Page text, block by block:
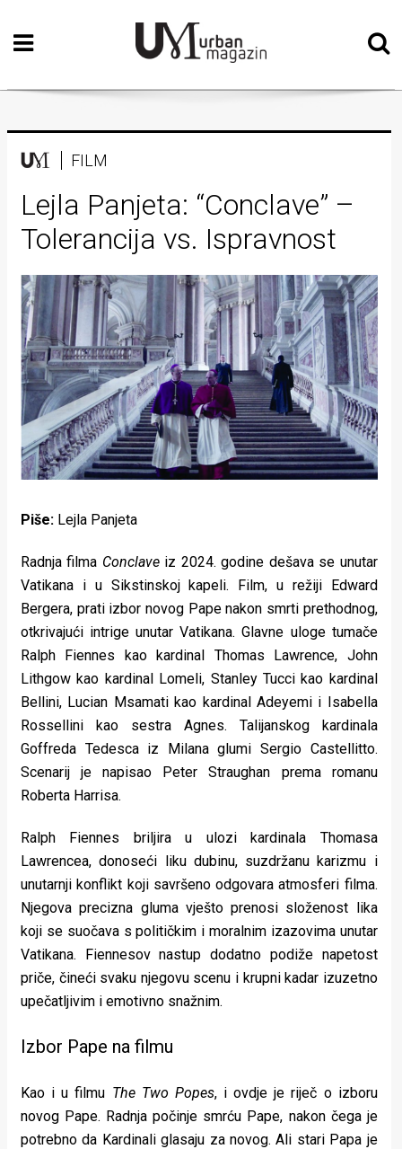
Početna
Vizualne
Teatar
Književnost
Muzika
Intervju
Kolumne
Kultura
Lifestyle
Beauty
Zdravlje
Za
stolom
Život
pokretu
Ideje
Urban
Places
Aktivizam
Promo
About
Magazin
FILM
Lejla Panjeta: “Conclave” –
Tolerancija vs. Ispravnost
Piše: Lejla Panjeta
Radnja filma Conclave iz 2024. godine dešava se unutar
Vatikana i u Sikstinskoj kapeli. Film, u režiji Edward
Bergera, prati izbor novog Pape nakon smrti prethodnog,
otkrivajući intrige unutar Vatikana. Glavne uloge tumače
Ralph Fiennes kao kardinal Thomas Lawrence, John
Lithgow kao kardinal Lomeli, Stanley Tucci kao kardinal
Bellini, Lucian Msamati kao kardinal Adeyemi i Isabella
Rossellini kao sestra Agnes. Talijanskog kardinala
Goffreda Tedesca iz Milana glumi Sergio Castellitto.
Scenarij je napisao Peter Straughan prema romanu
Roberta Harrisa.
Ralph Fiennes briljira u ulozi kardinala Thomasa
Lawrencea, donoseći liku dubinu, suzdržanu karizmu i
unutarnji konflikt koji savršeno odgovara atmosferi filma.
Njegova precizna gluma vješto prenosi složenost lika
koji se suočava s političkim i moralnim izazovima unutar
Vatikana. Fiennesov nastup dodatno podiže napetost
priče, čineći svaku njegovu scenu i krupni kadar izuzetno
upečatljivim i emotivno snažnim.
Izbor Pape na filmu
Kao i u filmu The Two Popes, i ovdje je riječ o izboru
novog Pape. Radnja počinje smrću Pape, nakon čega je
potrebno da Kardinali glasaju za novog. Ali stari Papa je